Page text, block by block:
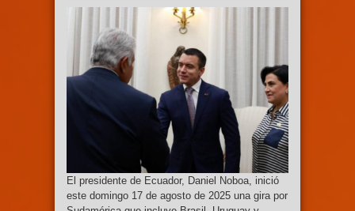
El presidente de Ecuador, Daniel Noboa, inició
este domingo 17 de agosto de 2025 una gira por